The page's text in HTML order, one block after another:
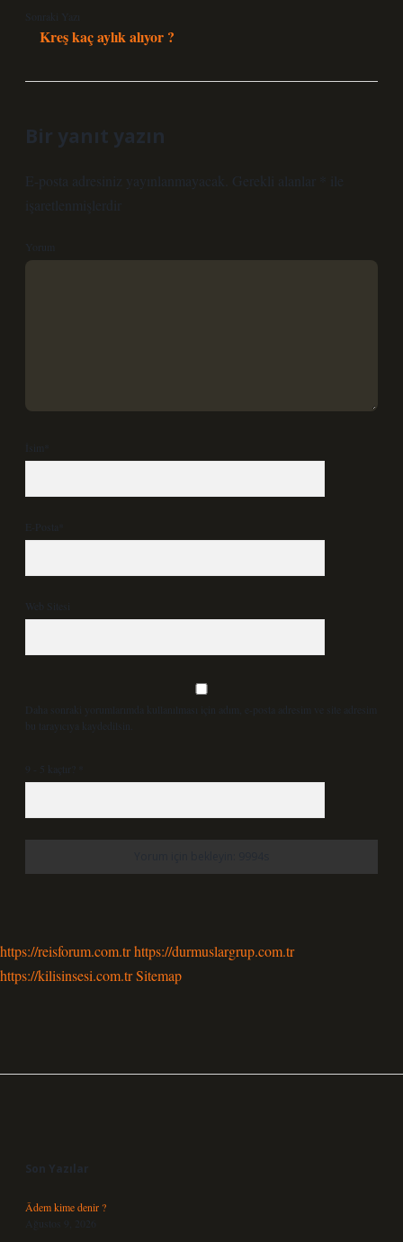
Sonraki Yazı
Kreş kaç aylık alıyor ?
Bir yanıt yazın
E-posta adresiniz yayınlanmayacak. Gerekli alanlar
ile
işaretlenmişlerdir
Yorum
İsim*
E-Posta*
Web Sitesi
Daha sonraki yorumlarımda kullanılması için adım, e-posta adresim ve site adresim
bu tarayıcıya kaydedilsin.
9 - 5 kaçtır?
https://reisforum.com.trhttps://durmuslargrup.com.tr
https://kilisinsesi.com.trSitemap
Son Yazılar
Âdem kime denir ?
Ağustos 9, 2026